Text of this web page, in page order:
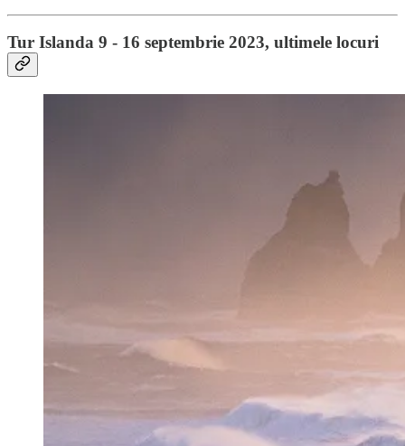
Tur Islanda 9 - 16 septembrie 2023, ultimele locuri